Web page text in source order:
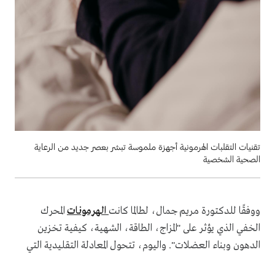
تقنيات التقلبات الهرمونية أجهزة ملموسة تبشر بعصر جديد من الرعاية
الصحية الشخصية
ووفقًا للدكتورة مريم جمال، لطالما كانت الهرموناتالمحرك
الخفي الذي يؤثر على "المزاج، الطاقة، الشهية، كيفية تخزين
الدهون وبناء العضلات". واليوم، تتحول المعادلة التقليدية التي